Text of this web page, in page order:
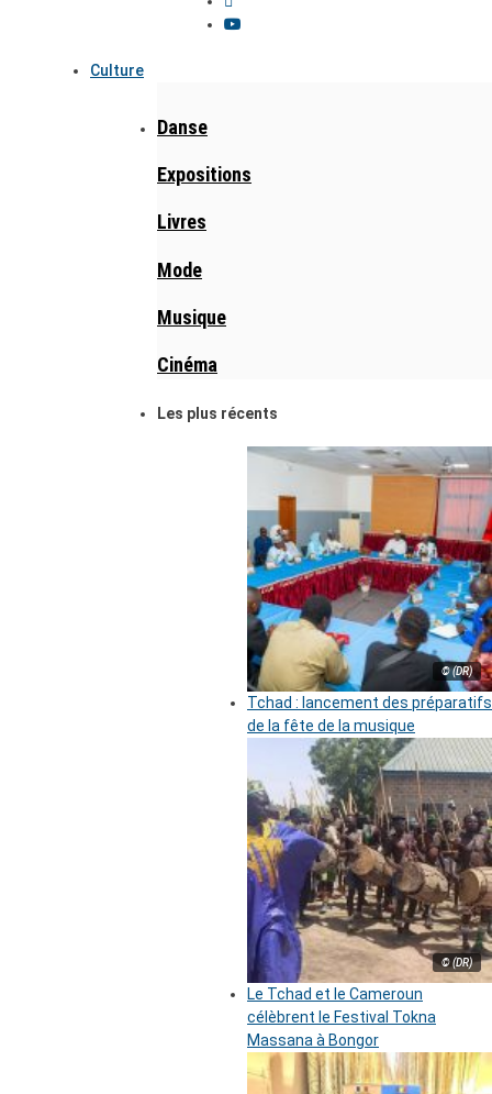
Culture
Danse
Expositions
Livres
Mode
Musique
Cinéma
Les plus récents
© (DR)
Tchad : lancement des préparatifs
de la fête de la musique
© (DR)
Le Tchad et le Cameroun
célèbrent le Festival Tokna
Massana à Bongor